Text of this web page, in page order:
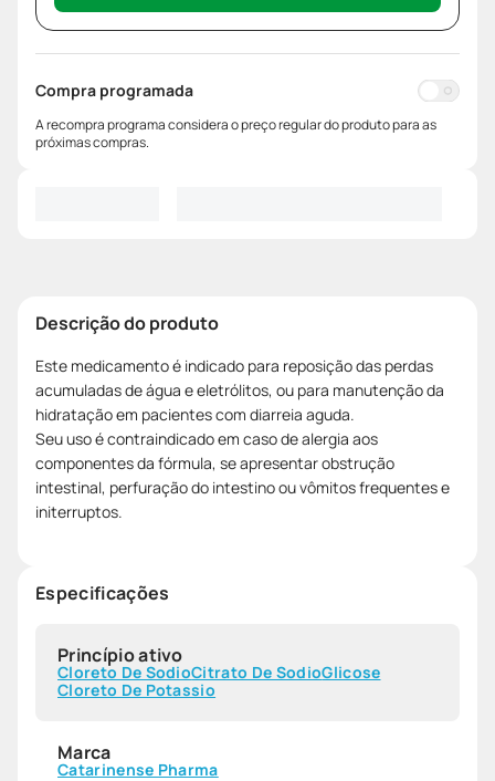
Compra programada
A recompra programa considera o preço regular do produto para as
próximas compras.
Descrição do produto
Este medicamento é indicado para reposição das perdas
acumuladas de água e eletrólitos, ou para manutenção da
hidratação em pacientes com diarreia aguda.
Seu uso é contraindicado em caso de alergia aos
componentes da fórmula, se apresentar obstrução
intestinal, perfuração do intestino ou vômitos frequentes e
initerruptos.
Especificações
Princípio ativo
Cloreto De SodioCitrato De SodioGlicose
Cloreto De Potassio
Marca
Catarinense Pharma